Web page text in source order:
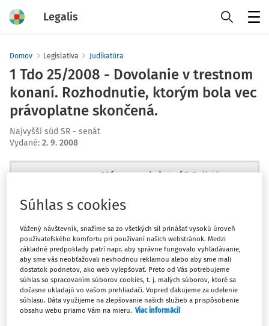
Legalis
Domov Legislatíva Judikatúra
1 Tdo 25/2008 - Dovolanie v trestnom
konaní. Rozhodnutie, ktorým bola vec
právoplatne skončená.
Najvyšší súd SR - senát
Vydané: 2. 9. 2008
Máte predplatné? Prihláste sa
Ups, zatiaľ ste si prečítali len
začiatok...
Celý odborný obsah z tejto oblasti je
dostupný predplatiteľom portálu.
Súhlas s cookies
Vážený návštevník, snažíme sa zo všetkých síl prinášať vysokú úroveň
používateľského komfortu pri používaní našich webstránok. Medzi
základné predpoklady patrí napr. aby správne fungovalo vyhľadávanie,
aby sme vás neobťažovali nevhodnou reklamou alebo aby sme mali
dostatok podnetov, ako web vylepšovať. Preto od Vás potrebujeme
súhlas so spracovaním súborov cookies, t. j. malých súborov, ktoré sa
dočasne ukladajú vo vašom prehliadači. Vopred ďakujeme za udelenie
súhlasu. Dáta využijeme na zlepšovanie našich služieb a prispôsobenie
obsahu webu priamo Vám na mieru. Viac informácií